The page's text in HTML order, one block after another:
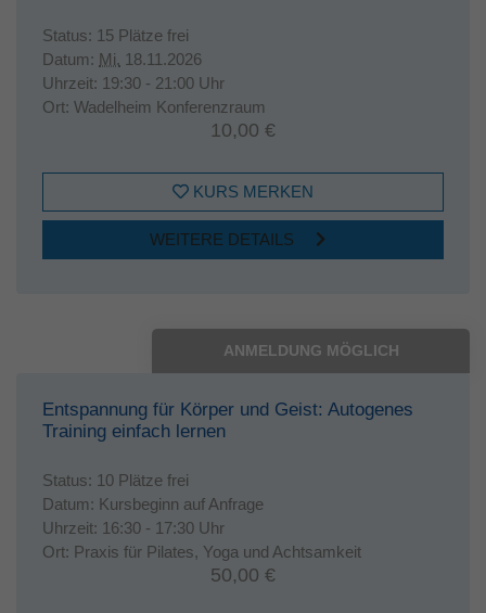
Status: 15 Plätze frei
Datum: Mi. 18.11.2026
Uhrzeit: 19:30 - 21:00 Uhr
Ort: Wadelheim Konferenzraum
10,00 €
KURS MERKEN
WEITERE DETAILS
ANMELDUNG MÖGLICH
Entspannung für Körper und Geist: Autogenes
Training einfach lernen
Status: 10 Plätze frei
Datum: Kursbeginn auf Anfrage
Uhrzeit: 16:30 - 17:30 Uhr
Ort: Praxis für Pilates, Yoga und Achtsamkeit
50,00 €